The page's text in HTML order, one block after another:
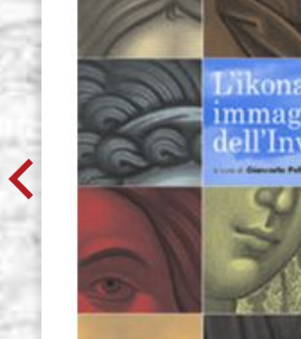
1D10, mezcla de sintético y marta,
num. 4
€ 23,00
Pincel redondo Roubloff serie
1D10, mezcla de sintético y marta,
num. 5
€ 29,00